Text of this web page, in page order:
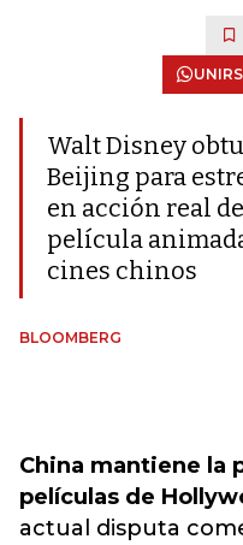
Walt Disney
Beijing para
en acción real
película
cines chinos
BLOOMBERG
China mantiene la
películas de
actual disputa